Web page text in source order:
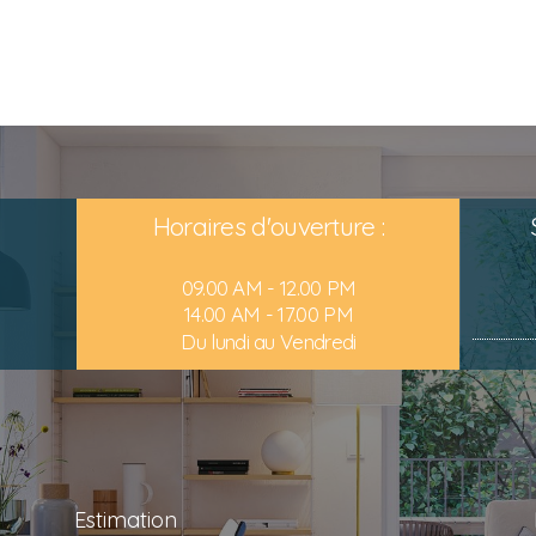
Horaires d'ouverture :
09.00 AM - 12.00 PM
14.00 AM - 17.00 PM
Du lundi au Vendredi
Estimation